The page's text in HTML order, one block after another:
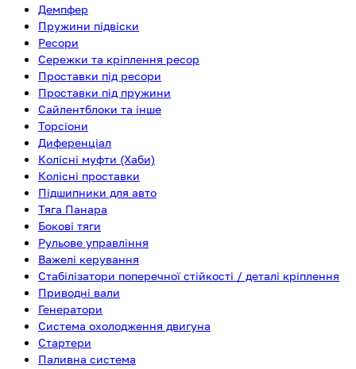
Демпфер
Пружини підвіски
Ресори
Сережки та кріплення ресор
Проставки під ресори
Проставки під пружини
Сайлентблоки та інше
Торсіони
Диференціал
Колісні муфти (Хаби)
Колісні проставки
Підшипники для авто
Тяга Панара
Бокові тяги
Рульове управління
Важелі керування
Стабілізатори поперечної стійкості / деталі кріплення
Приводні вали
Генератори
Система охолодження двигуна
Стартери
Паливна система